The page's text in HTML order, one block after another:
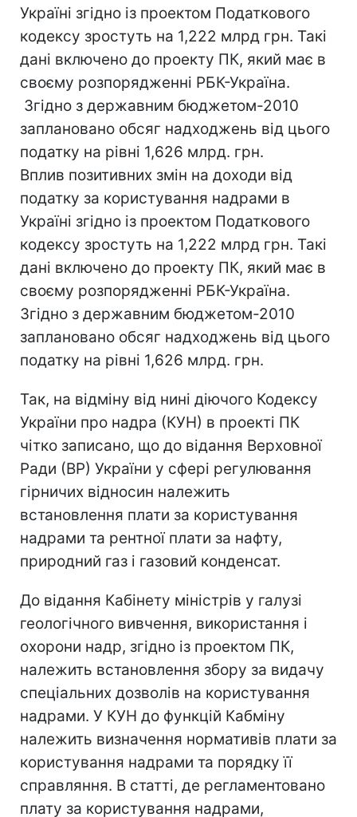
Україні згідно із проектом Податкового
кодексу зростуть на 1,222 млрд грн. Такі
дані включено до проекту ПК, який має в
своєму розпорядженні РБК-Україна.
Згідно з державним бюджетом-2010
заплановано обсяг надходжень від цього
податку на рівні 1,626 млрд. грн.
Вплив позитивних змін на доходи від
податку за користування надрами в
Україні згідно із проектом Податкового
кодексу зростуть на 1,222 млрд грн. Такі
дані включено до проекту ПК, який має в
своєму розпорядженні РБК-Україна.
Згідно з державним бюджетом-2010
заплановано обсяг надходжень від цього
податку на рівні 1,626 млрд. грн.
Так, на відміну від нині діючого Кодексу
України про надра (КУН) в проекті ПК
чітко записано, що до відання Верховної
Ради (ВР) України у сфері регулювання
гірничих відносин належить
встановлення плати за користування
надрами та рентної плати за нафту,
природний газ і газовий конденсат.
До відання Кабінету міністрів у галузі
геологічного вивчення, використання і
охорони надр, згідно із проектом ПК,
належить встановлення збору за видачу
спеціальних дозволів на користування
надрами. У КУН до функцій Кабміну
належить визначення нормативів плати за
користування надрами та порядку її
справляння. В статті, де регламентовано
плату за користування надрами,